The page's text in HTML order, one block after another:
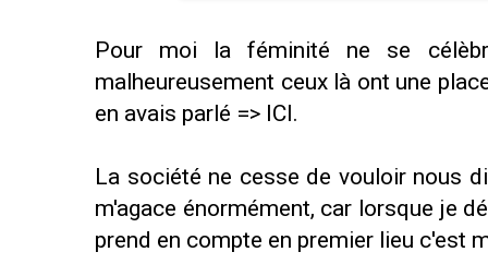
Pour moi la féminité ne se
malheureusement ceux là ont une
en avais parlé => ICI.
La société ne cesse de vouloir nous
m'agace énormément, car lorsque je
prend en compte en premier lieu c'est